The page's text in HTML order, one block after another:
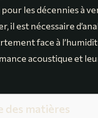
les décennies à
il est nécessaire
face à
acoustique et
des matières